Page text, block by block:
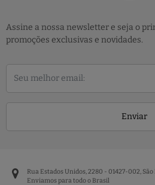
Assine a nossa newsletter e seja o
promoções exclusivas e novidades.
Enviar
Rua Estados Unidos, 2280 - 01427-002, São
Enviamos para todo o Brasil